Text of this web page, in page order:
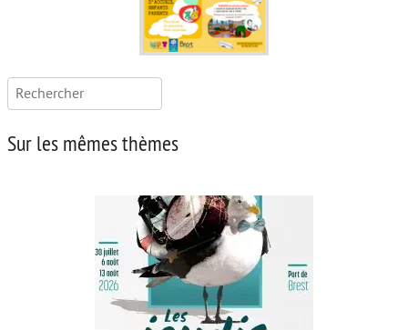
Rechercher :
Sur les mêmes thèmes